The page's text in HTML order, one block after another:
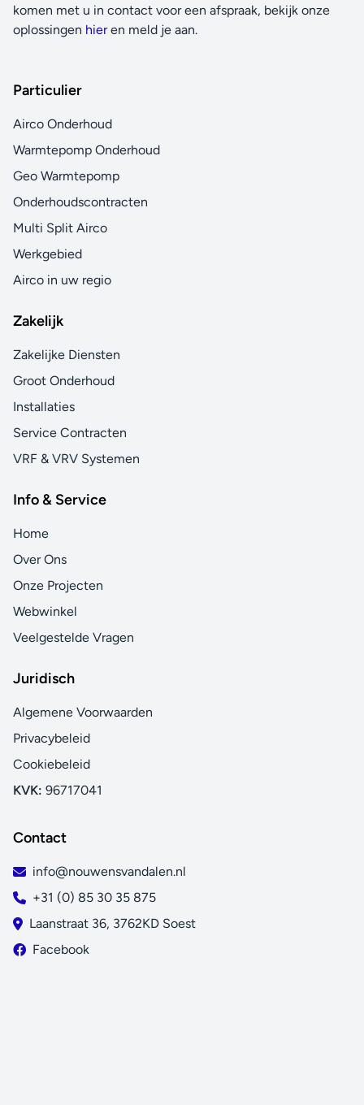
komen met u in contact voor een afspraak, bekijk onze
oplossingen hieren meld je aan.
Particulier
Airco Onderhoud
Warmtepomp Onderhoud
Geo Warmtepomp
Onderhoudscontracten
Multi Split Airco
Werkgebied
Airco in uw regio
Zakelijk
Zakelijke Diensten
Groot Onderhoud
Installaties
Service Contracten
VRF & VRV Systemen
Info & Service
Home
Over Ons
Onze Projecten
Webwinkel
Veelgestelde Vragen
Juridisch
Algemene Voorwaarden
Privacybeleid
Cookiebeleid
KVK: 96717041
Contact
info@nouwensvandalen.nl
+31 (0) 85 30 35 875
Laanstraat 36, 3762KD Soest
Facebook